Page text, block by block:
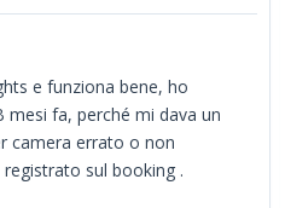
e funziona bene, ho
mesi fa, perché mi dava un
camera errato o non
sul booking .